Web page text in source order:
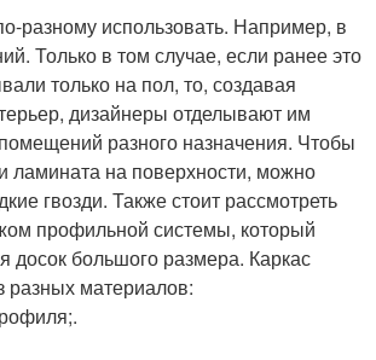
разному использовать. Например, в
Только в том случае, если ранее это
только на пол, то, создавая
дизайнеры отделывают им
разного назначения. Чтобы
ламината на поверхности, можно
гвозди. Также стоит рассмотреть
профильной системы, который
досок большого размера. Каркас
разных материалов: